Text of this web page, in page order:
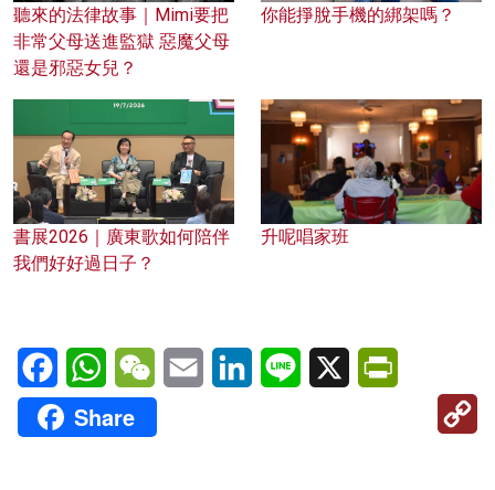
聽來的法律故事｜Mimi要把
非常父母送進監獄 惡魔父母
還是邪惡女兒？
你能掙脫手機的綁架嗎？
書展2026｜廣東歌如何陪伴
我們好好過日子？
升呢唱家班
FacebookWhatsAppWeChatEmail LinkedInLine X
Share